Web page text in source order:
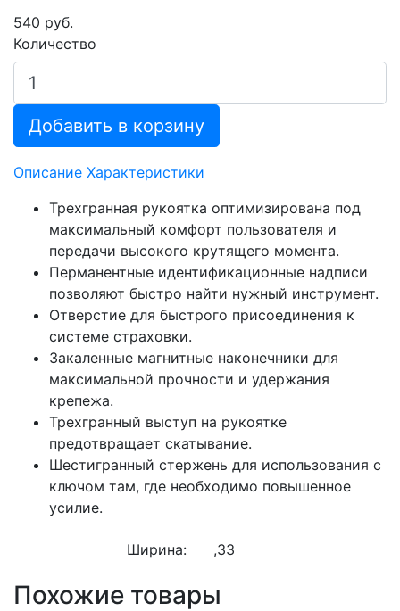
540 руб.
Количество
Добавить в корзину
Описание Характеристики
Трехгранная рукоятка оптимизирована под
максимальный комфорт пользователя и
передачи высокого крутящего момента.
Перманентные идентификационные надписи
позволяют быстро найти нужный инструмент.
Отверстие для быстрого присоединения к
системе страховки.
Закаленные магнитные наконечники для
максимальной прочности и удержания
крепежа.
Трехгранный выступ на рукоятке
предотвращает скатывание.
Шестигранный стержень для использования с
ключом там, где необходимо повышенное
усилие.
Ширина: ,33
Похожие товары